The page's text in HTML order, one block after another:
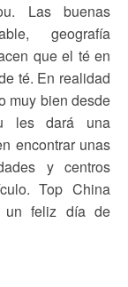
Las buenas
geografía
que el té en
té. En realidad
muy bien desde
les dará una
encontrar unas
y centros
Top China
un feliz día de